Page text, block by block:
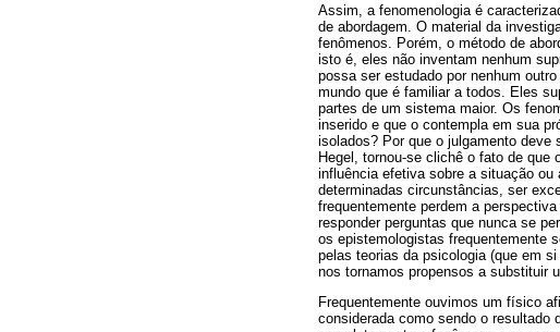
Assim, a fenomenologia é
de abordagem. O material da
fenômenos. Porém, o método de
isto é, eles não inventam nenhum
possa ser estudado por nenhum
mundo que é familiar a todos. Eles
partes de um sistema maior. Os
inserido e que o contempla em sua
isolados? Por que o julgamento deve
Hegel, tornou-se clichê o fato de
influência efetiva sobre a situação
determinadas circunstâncias, ser
frequentemente perdem a
responder perguntas que nunca se
os epistemologistas frequentemente
pelas teorias da psicologia (que em
nos tornamos propensos a substituir
Frequentemente ouvimos um físico
considerada como sendo o resultado